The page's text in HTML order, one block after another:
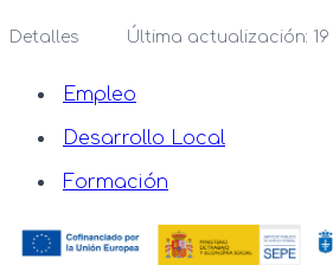
Detalles Última actualización:
Empleo
Desarrollo Local
Formación